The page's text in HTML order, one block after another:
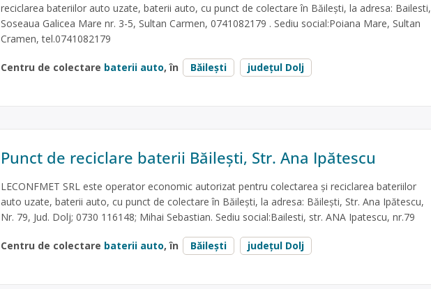
reciclarea bateriilor auto uzate, baterii auto, cu punct de colectare în Băilești, la adresa: Bailesti,
Soseaua Galicea Mare nr. 3-5, Sultan Carmen, 0741082179 . Sediu social:Poiana Mare, Sultan
Cramen, tel.0741082179
Centru de colectare baterii auto, în Băilești județul Dolj
Punct de reciclare baterii Băilești, Str. Ana Ipătescu
LECONFMET SRL este operator economic autorizat pentru colectarea și reciclarea bateriilor
auto uzate, baterii auto, cu punct de colectare în Băilești, la adresa: Băilești, Str. Ana Ipătescu,
Nr. 79, Jud. Dolj; 0730 116148; Mihai Sebastian. Sediu social:Bailesti, str. ANA Ipatescu, nr.79
Centru de colectare baterii auto, în Băilești județul Dolj